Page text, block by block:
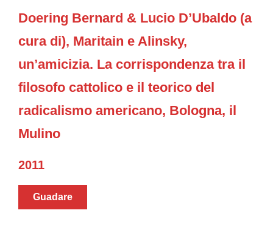
Doering Bernard & Lucio D’Ubaldo (a
cura di), Maritain e Alinsky,
un’amicizia. La corrispondenza tra il
filosofo cattolico e il teorico del
radicalismo americano, Bologna, il
Mulino
2011
Guadare